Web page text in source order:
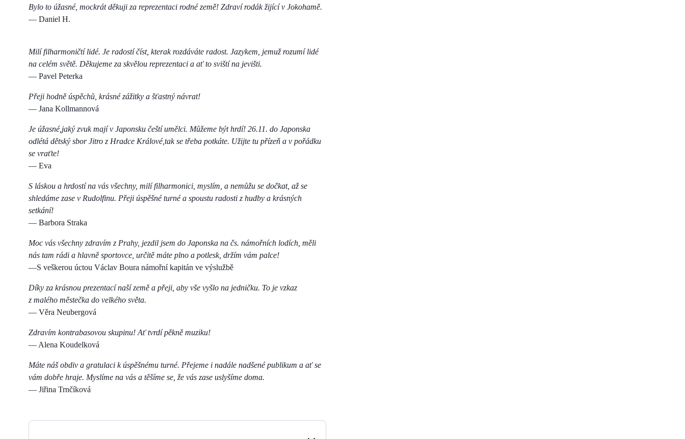
Bylo to úžasné, mockrát děkuji za reprezentaci rodné země! Zdraví rodák žijící v Jokohamě.
— Daniel H.
Milí filharmoničtí lidé. Je radostí číst, kterak rozdáváte radost. Jazykem, jemuž rozumí lidé
na celém světě. Děkujeme za skvělou reprezentaci a ať to sviští na jevišti.
— Pavel Peterka
Přeji hodně úspěchů, krásné zážitky a šťastný návrat!
— Jana Kollmannová
Je úžasné,jaký zvuk mají v Japonsku čeští umělci. Můžeme být hrdí! 26.11. do Japonska
odlétá dětský sbor Jitro z Hradce Králové,tak se třeba potkáte. Užijte tu přízeň a v pořádku
se vraťte!
— Eva
S láskou a hrdostí na vás všechny, milí filharmonici, myslím, a nemůžu se dočkat, až se
shledáme zase v Rudolfinu. Přeji úspěšné turné a spoustu radosti z hudby a krásných
setkání!
— Barbora Straka
Moc vás všechny zdravím z Prahy, jezdil jsem do Japonska na čs. námořních lodích, měli
nás tam rádi a hlavně sportovce, určitě máte plno a potlesk, držím vám palce!
—S veškerou úctou Václav Boura námořní kapitán ve výslužbě
Díky za krásnou prezentací naší země a přeji, aby vše vyšlo na jedničku. To je vzkaz
z malého městečka do velkého světa.
— Věra Neubergová
Zdravím kontrabasovou skupinu! Ať tvrdí pěkně muziku!
— Alena Koudelková
Máte náš obdiv a gratulaci k úspěšnému turné. Přejeme i nadále nadšené publikum a ať se
vám dobře hraje. Myslíme na vás a těšíme se, že vás zase uslyšíme doma.
— Jiřina Trnčíková